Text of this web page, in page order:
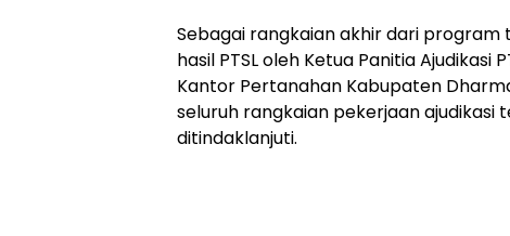
​Sebagai rangkaian akhir dari
hasil PTSL oleh Ketua Panitia
Kantor Pertanahan Kabupaten
seluruh rangkaian pekerjaan ajudikasi
ditindaklanjuti.